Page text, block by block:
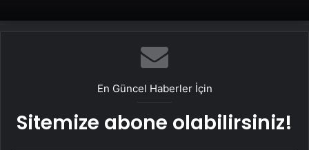
En Güncel Haberler İçin
Sitemize abone olabilirsiniz!